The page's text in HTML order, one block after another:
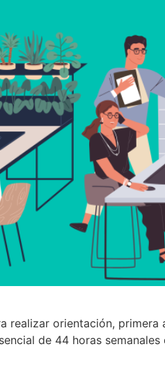
orientación,
de 44 horas